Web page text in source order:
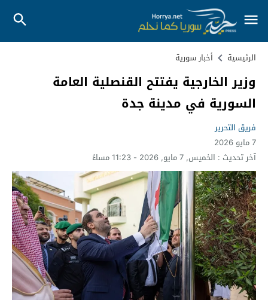
الرئيسية أخبار سورية
وزير الخارجية يفتتح القنصلية العامة
السورية في مدينة جدة
فريق التحرير
7 مايو 2026
آخر تحديث : الخميس, 7 مايو, 2026 - 11:23 مساءً